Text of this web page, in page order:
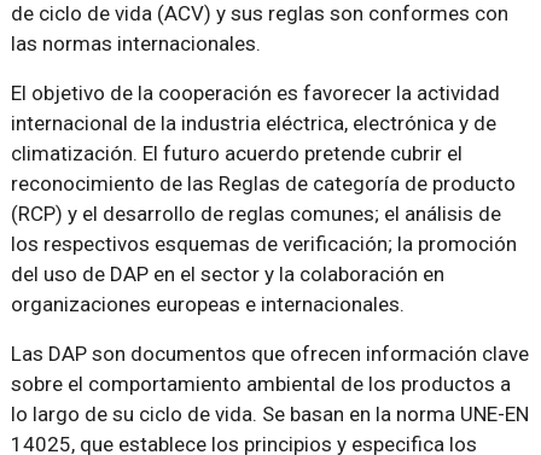
de ciclo de vida (ACV) y sus reglas son conformes con
las normas internacionales.
El objetivo de la cooperación es favorecer la actividad
internacional de la industria eléctrica, electrónica y de
climatización. El futuro acuerdo pretende cubrir el
reconocimiento de las Reglas de categoría de producto
(RCP) y el desarrollo de reglas comunes; el análisis de
los respectivos esquemas de verificación; la promoción
del uso de DAP en el sector y la colaboración en
organizaciones europeas e internacionales.
Las DAP son documentos que ofrecen información clave
sobre el comportamiento ambiental de los productos a
lo largo de su ciclo de vida. Se basan en la norma UNE-EN
14025, que establece los principios y especifica los